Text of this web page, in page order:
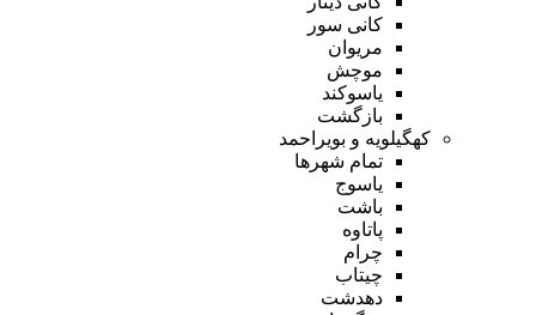
کانی سور
مریوان
موچش
یاسوکند
بازگشت
کهگیلویه و بویراحمد
تمام شهر‌ها
یاسوج
باشت
پاتاوه
چرام
چیتاب
دهدشت